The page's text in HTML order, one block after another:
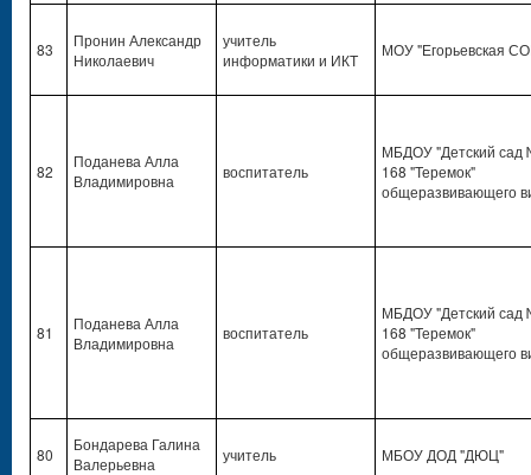
83
Пронин Александр
Николаевич
учитель
информатики и ИКТ
МОУ "Егорьевская
82
Поданева Алла
Владимировна
воспитатель
МБДОУ "Детский сад
168 "Теремок"
общеразвивающего
81
Поданева Алла
Владимировна
воспитатель
МБДОУ "Детский сад
168 "Теремок"
общеразвивающего
80
Бондарева Галина
Валерьевна
учитель МБОУ ДОД "ДЮЦ"